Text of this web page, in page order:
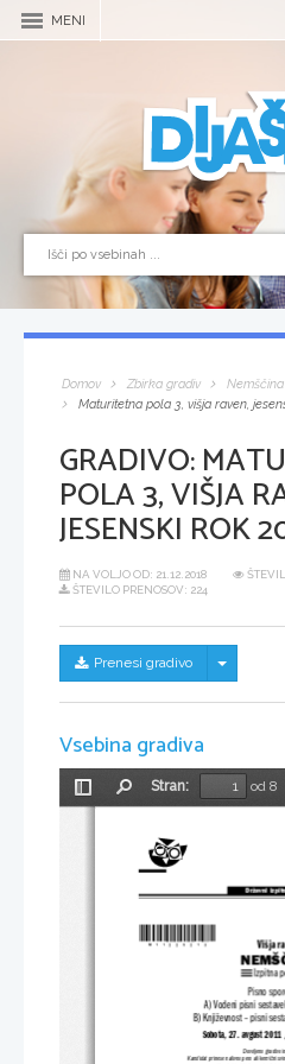
MENI
Domov Zbirka gradiv Nemščina
Maturitetna pola 3, višja raven,
GRADIVO:
POLA 3, VIŠJA
JESENSKI ROK
NA VOLJO OD: 21.12.2018
ŠTEVILO PRENOSOV: 224
Prenesi gradivo Skrij/
Vsebina gradiva
Preklopi
Stran:
od 8
Izpitna
Pisno
A) Vodeni pisni
B) Književnost – pisni
Dovoljeno gradivo
Kandidat prinese nalivno pero ali kemični
Sobota, 27. avgust
Višja
Državni